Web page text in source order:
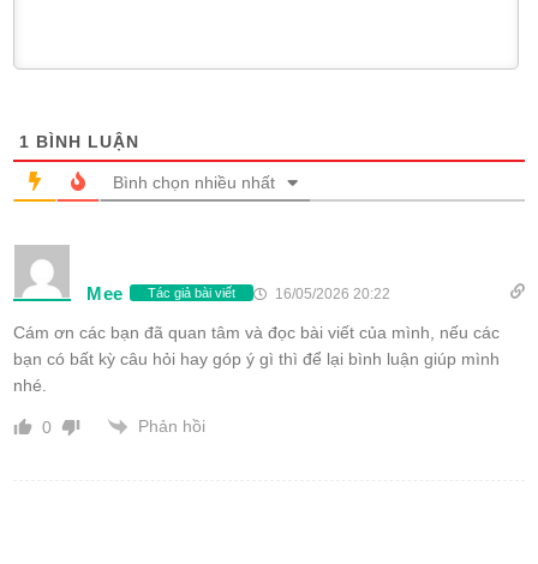
1 BÌNH LUẬN
Bình chọn nhiều nhất
Mee Tác giả bài viết 16/05/2026 20:22
Cám ơn các bạn đã quan tâm và đọc bài viết của mình, nếu các
bạn có bất kỳ câu hỏi hay góp ý gì thì để lại bình luận giúp mình
nhé.
0 Phản hồi